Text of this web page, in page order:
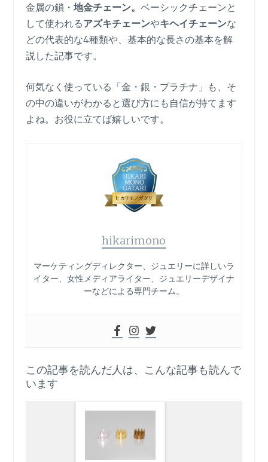
金属の鎖・地金チェーン。ベーシックチェーンと
して使われるアズキチェーンやキヘイチェーンな
どの代表的な4種類や、基本的な長さの基本を解
説した記事です。
何気なく使っている「金・銀・プラチナ」も、そ
の中の違いがわかると選び方にも自信が持てます
よね。お役に立てば嬉しいです。
hikarimono
マーケティングディレクター、ジュエリーに詳しいラ
イター、女性メディアライター、ジュエリーデザイナ
ーなどによる専門チーム。
この記事を読んだ人は、こんな記事も読んで
います